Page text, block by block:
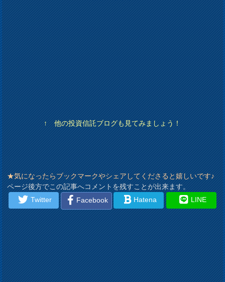
↑ 他の投資信託ブログも見てみましょう！
★気になったらブックマークやシェアしてくださると嬉しいです♪
ページ後方でこの記事へコメントを残すことが出来ます。
Twitter
Facebook Hatena LINE